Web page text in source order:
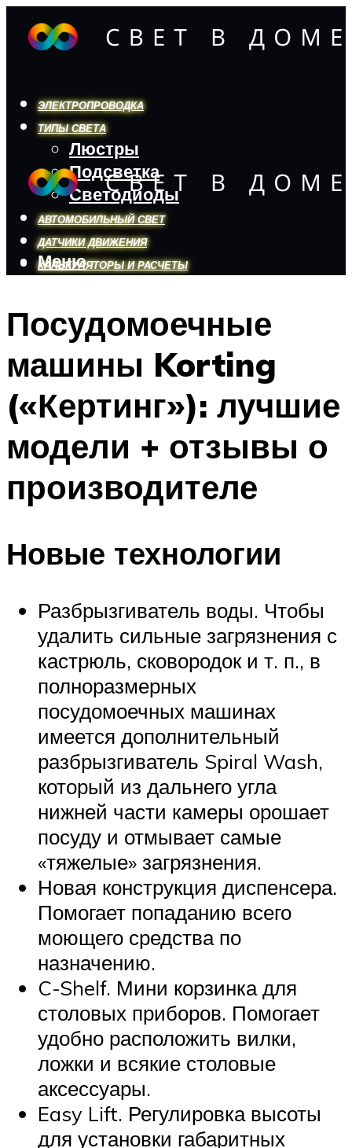
ЭЛЕКТРОПРОВОДКА
ТИПЫ СВЕТА
Люстры
Подсветка
Светодиоды
АВТОМОБИЛЬНЫЙ СВЕТ
ДАТЧИКИ ДВИЖЕНИЯ
КАЛЬКУЛЯТОРЫ И РАСЧЕТЫ
Меню
Меню
Посудомоечные
машины Korting
(«Кертинг»): лучшие
модели + отзывы о
производителе
Новые технологии
Разбрызгиватель воды. Чтобы
удалить сильные загрязнения с
кастрюль, сковородок и т. п., в
полноразмерных
посудомоечных машинах
имеется дополнительный
разбрызгиватель Spiral Wash,
который из дальнего угла
нижней части камеры орошает
посуду и отмывает самые
«тяжелые» загрязнения.
Новая конструкция диспенсера.
Помогает попаданию всего
моющего средства по
назначению.
C-Shelf. Мини корзинка для
столовых приборов. Помогает
удобно расположить вилки,
ложки и всякие столовые
аксессуары.
Easy Lift. Регулировка высоты
для установки габаритных